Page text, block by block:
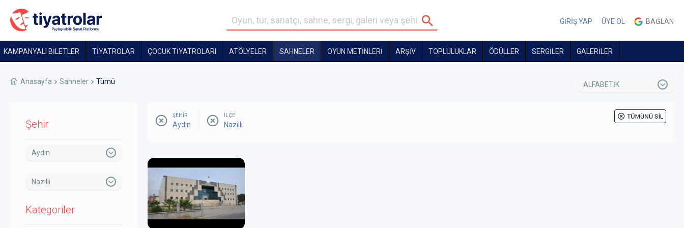
GİRİŞ YAP ÜYE OL BAĞLAN
KAMPANYALI BİLETLER TİYATROLAR ÇOCUK TIYATROLARI ATÖLYELER SAHNELER OYUN METİNLERİ ARŞİV TOPLULUKLAR ÖDÜLLER SERGİLER GALERİLER
Anasayfa Sahneler Tümü ALFABETİK
Şehir
Aydın
Nazilli
Kategoriler
ŞEHİR
Aydın
İLÇE
Nazilli